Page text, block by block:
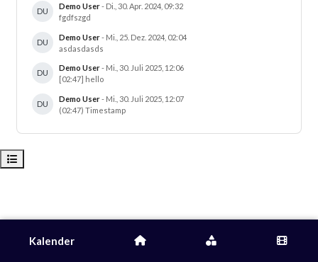
Kursindex öffnen
DU
Demo User- Di., 30. Apr. 2024, 09:32
fgdfszgd
DU
Demo User- Mi., 25. Dez. 2024, 02:04
asdasdasds
DU
Demo User- Mi., 30. Juli 2025, 12:06
[02:47] hello
DU
Demo User- Mi., 30. Juli 2025, 12:07
(02:47) Timestamp
Kalender